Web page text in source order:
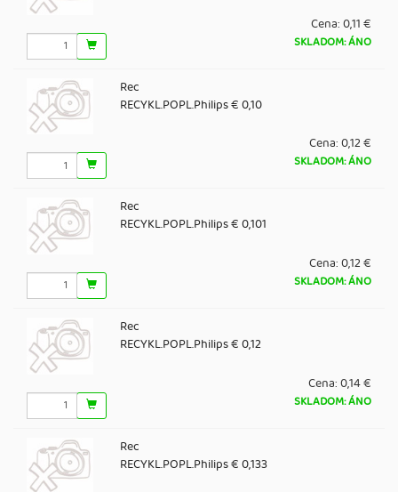
Cena:0,11 €
SKLADOM: ÁNO
Rec
RECYKL.POPL.Philips € 0,10
Cena:0,12 €
SKLADOM: ÁNO
Rec
RECYKL.POPL.Philips € 0,101
Cena:0,12 €
SKLADOM: ÁNO
Rec
RECYKL.POPL.Philips € 0,12
Cena:0,14 €
SKLADOM: ÁNO
Rec
RECYKL.POPL.Philips € 0,133